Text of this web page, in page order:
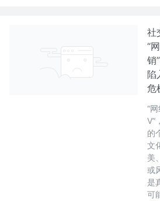
社
“
销
陷
危
“网
V”
的
文
美
或
是
可